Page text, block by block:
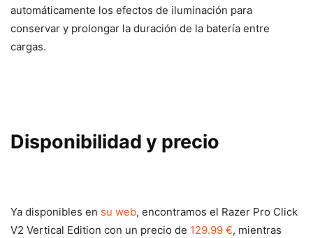
automáticamente los efectos de iluminación para
conservar y prolongar la duración de la batería entre
cargas.
Disponibilidad y precio
Ya disponibles en su web, encontramos el Razer Pro Click
V2 Vertical Edition con un precio de 129.99 €, mientras